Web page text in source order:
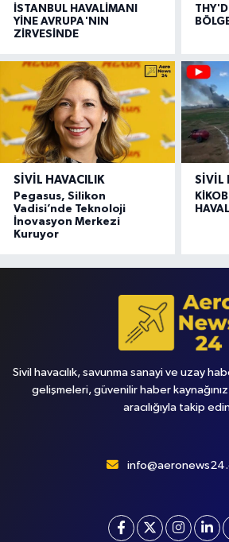
İSTANBUL HAVALİMANI
YİNE AVRUPA'NIN
ZİRVESİNDE
SIVIL HAVACILIK
Pegasus, Silikon
Vadisi’nde Teknoloji
İnovasyon Merkezi
Kuruyor
SIVIL
Sivil havacılık, savunma sanayi ve uzay
gelişmeleri, güvenilir haber
aracılığıyla takip